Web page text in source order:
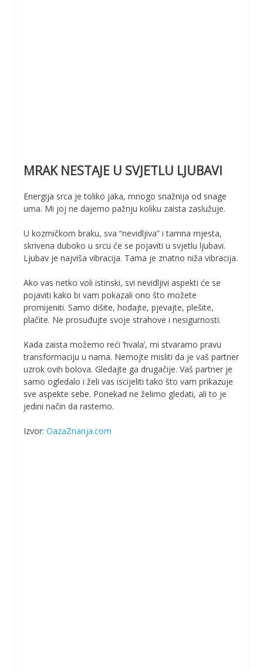
MRAK NESTAJE U SVJETLU LJUBAVI
Energija srca je toliko jaka, mnogo snažnija od snage
uma. Mi joj ne dajemo pažnju koliku zaista zaslužuje.
U kozmičkom braku, sva “nevidljiva” i tamna mjesta,
skrivena duboko u srcu će se pojaviti u svjetlu ljubavi.
Ljubav je najviša vibracija. Tama je znatno niža vibracija.
Ako vas netko voli istinski, svi nevidljivi aspekti će se
pojaviti kako bi vam pokazali ono što možete
promijeniti. Samo dišite, hodajte, pjevajte, plešite,
plačite. Ne prosuđujte svoje strahove i nesigurnosti.
Kada zaista možemo reći ‘hvala’, mi stvaramo pravu
transformaciju u nama. Nemojte misliti da je vaš partner
uzrok ovih bolova. Gledajte ga drugačije. Vaš partner je
samo ogledalo i želi vas iscijeliti tako što vam prikazuje
sve aspekte sebe. Ponekad ne želimo gledati, ali to je
jedini način da rastemo.
Izvor: OazaZnanja.com